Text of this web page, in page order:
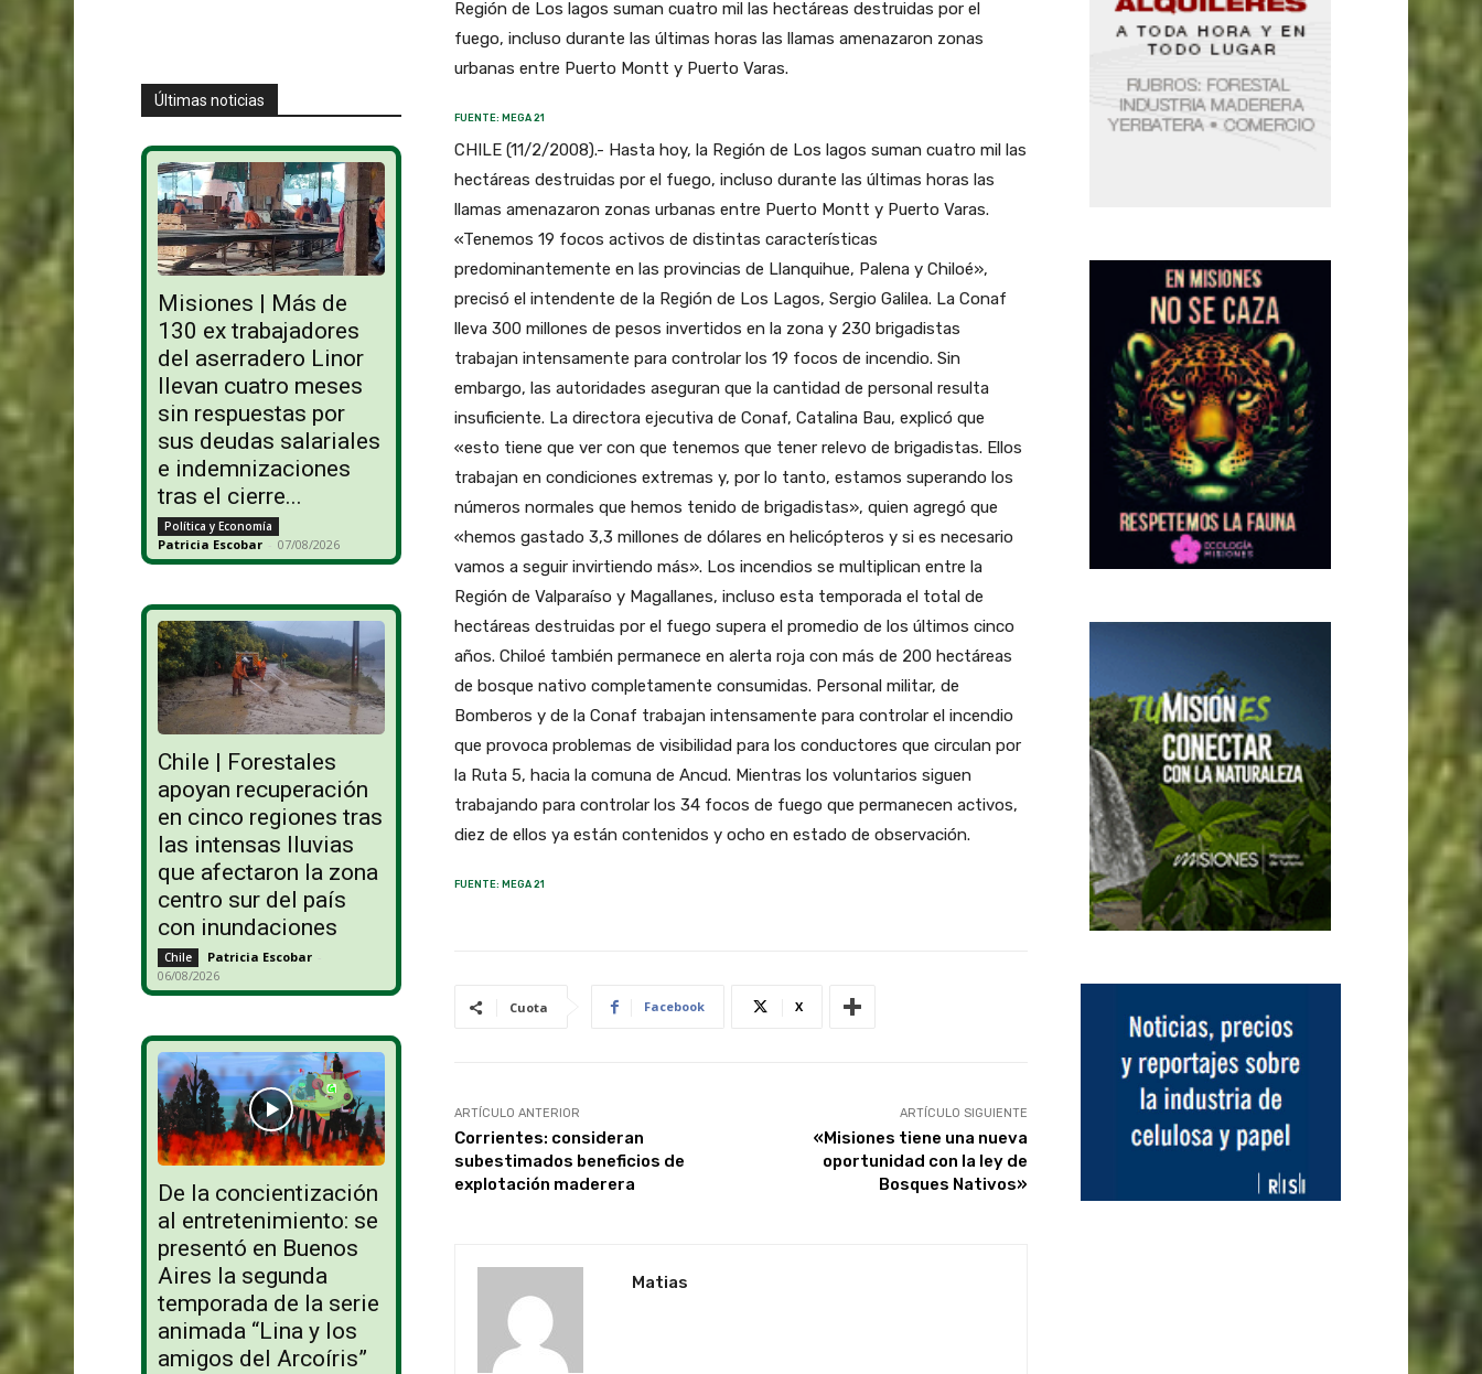
Últimas noticias
Misiones | Más de
130 ex trabajadores
del aserradero Linor
llevan cuatro meses
sin respuestas por
sus deudas salariales
e indemnizaciones
tras el cierre...
Política y Economía
Patricia Escobar - 07/08/2026
Chile | Forestales
apoyan recuperación
en cinco regiones tras
las intensas lluvias
que afectaron la zona
centro sur del país
con inundaciones
Chile Patricia Escobar -
06/08/2026
De la concientización
al entretenimiento: se
presentó en Buenos
Aires la segunda
temporada de la serie
animada “Lina y los
amigos del Arcoíris”
Región de Los lagos suman cuatro mil las hectáreas destruidas por el
fuego, incluso durante las últimas horas las llamas amenazaron zonas
urbanas entre Puerto Montt y Puerto Varas.
FUENTE: MEGA 21
CHILE (11/2/2008).- Hasta hoy, la Región de Los lagos suman cuatro mil las
hectáreas destruidas por el fuego, incluso durante las últimas horas las
llamas amenazaron zonas urbanas entre Puerto Montt y Puerto Varas.
«Tenemos 19 focos activos de distintas características
predominantemente en las provincias de Llanquihue, Palena y Chiloé»,
precisó el intendente de la Región de Los Lagos, Sergio Galilea. La Conaf
lleva 300 millones de pesos invertidos en la zona y 230 brigadistas
trabajan intensamente para controlar los 19 focos de incendio. Sin
embargo, las autoridades aseguran que la cantidad de personal resulta
insuficiente. La directora ejecutiva de Conaf, Catalina Bau, explicó que
«esto tiene que ver con que tenemos que tener relevo de brigadistas. Ellos
trabajan en condiciones extremas y, por lo tanto, estamos superando los
números normales que hemos tenido de brigadistas», quien agregó que
«hemos gastado 3,3 millones de dólares en helicópteros y si es necesario
vamos a seguir invirtiendo más». Los incendios se multiplican entre la
Región de Valparaíso y Magallanes, incluso esta temporada el total de
hectáreas destruidas por el fuego supera el promedio de los últimos cinco
años. Chiloé también permanece en alerta roja con más de 200 hectáreas
de bosque nativo completamente consumidas. Personal militar, de
Bomberos y de la Conaf trabajan intensamente para controlar el incendio
que provoca problemas de visibilidad para los conductores que circulan por
la Ruta 5, hacia la comuna de Ancud. Mientras los voluntarios siguen
trabajando para controlar los 34 focos de fuego que permanecen activos,
diez de ellos ya están contenidos y ocho en estado de observación.
FUENTE: MEGA 21
Cuota Facebook X
ARTÍCULO ANTERIOR
Corrientes: consideran
subestimados beneficios de
explotación maderera
ARTÍCULO SIGUIENTE
«Misiones tiene una nueva
oportunidad con la ley de
Bosques Nativos»
Matias